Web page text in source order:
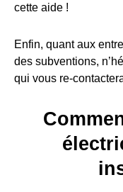
cette aide !
Enfin, quant aux
des subventions,
qui vous re-